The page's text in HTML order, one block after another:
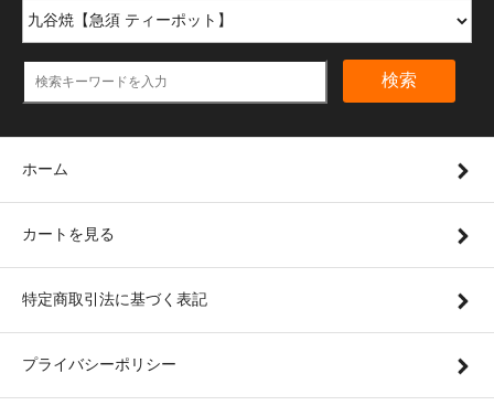
検索
ホーム
カートを見る
特定商取引法に基づく表記
プライバシーポリシー